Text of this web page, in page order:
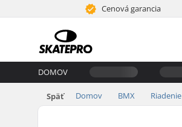
Cenová garancia
DOMOV
Späť Domov BMX Riadenie